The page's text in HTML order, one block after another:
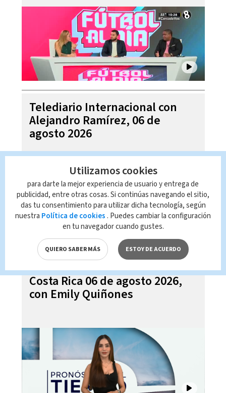
Telediario Internacional con
Alejandro Ramírez, 06 de
agosto 2026
Pronóstico del tiempo para
Costa Rica 06 de agosto 2026,
con Emily Quiñones
Utilizamos cookies
para darte la mejor experiencia de usuario y entrega de
publicidad, entre otras cosas. Si continúas navegando el sitio,
das tu consentimiento para utilizar dicha tecnología, según
nuestra Política de cookies . Puedes cambiar la configuración
en tu navegador cuando gustes.
QUIERO SABER MÁS ESTOY DE ACUERDO